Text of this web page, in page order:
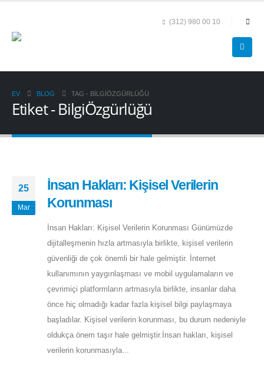
(312) 980 00 10
EV BLOG TAG - BILGIÖZGÜRLÜĞÜ
Etiket - BilgiÖzgürlüğü
25
Mar
İnsan Hakları: Kişisel Verilerin
Korunması
İnsan Hakları: Kişisel Verilerin Korunması Günümüzde
dijitalleşmenin hızla artmasıyla birlikte, kişisel verilerin
güvenliği de çok önemli bir hale gelmiştir. İnternet
kullanımının yaygınlaşması ve mobil uygulamaların ve
çevrimiçi platformların artmasıyla birlikte, insanlar daha
önce hiç olmadığı kadar fazla kişisel bilgi paylaşmaya
başladılar. Kişisel verilerin korunması, bu durum nedeniyle
oldukça önem taşır hale gelmiştir.İnsan hakları, kişisel
verilerin korunmasıyla...